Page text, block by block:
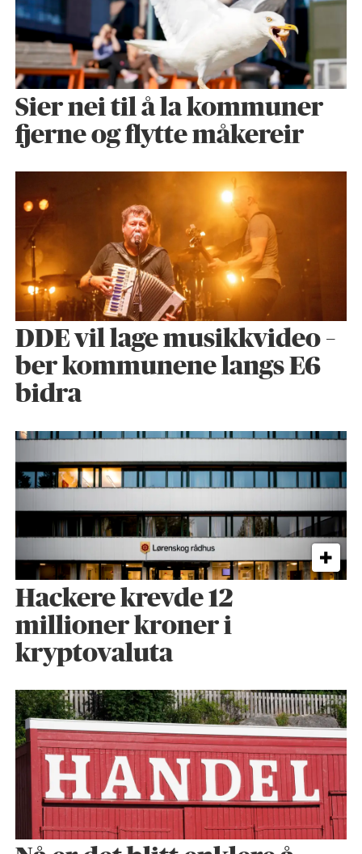
Sier nei til å la kommuner
fjerne og flytte måkereir
DDE vil lage musikkvideo –
ber kommunene langs E6
bidra
Hackere krevde 12
millioner kroner i
kryptovaluta